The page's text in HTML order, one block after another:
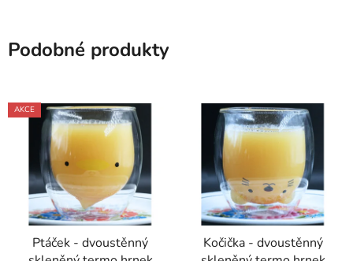
Podobné produkty
AKCE
Ptáček - dvoustěnný
Kočička - dvoustěnný